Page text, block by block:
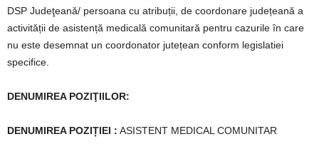
DSP Judeţeană/ persoana cu atribuții, de coordonare județeană a
activității de asistență medicală comunitară pentru cazurile în care
nu este desemnat un coordonator jutețean conform legislatiei
specifice.
DENUMIREA POZIŢIILOR:
DENUMIREA POZIȚIEI : ASISTENT MEDICAL COMUNITAR